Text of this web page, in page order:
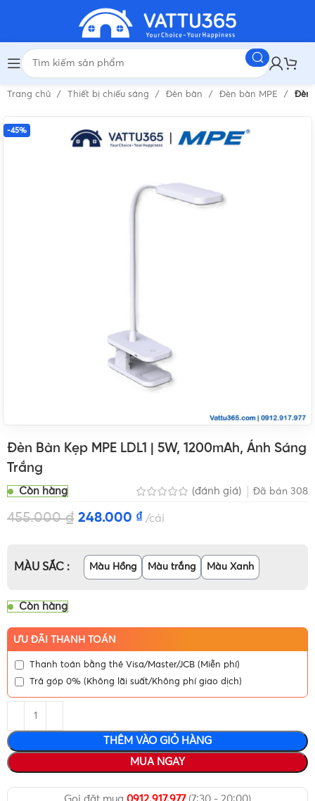
Trang chủ Thiết bị chiếu sáng Đèn bàn Đèn bàn MPE Đèn
-45%
Đèn Bàn Kẹp MPE LDL1 | 5W, 1200mAh, Ánh Sáng
Trắng
Còn hàng (đánh giá) Đã bán 308
455.000₫ 248.000 ₫ cái
MÀU SẮC Màu Hồng Màu trắng Màu Xanh
Còn hàng
ƯU ĐÃI THANH TOÁN
Thanh toán bằng thẻ Visa/Master/JCB (Miễn phí)
Trả góp 0% (Không lãi suất/Không phí giao dịch)
THÊM VÀO GIỎ HÀNG
MUA NGAY